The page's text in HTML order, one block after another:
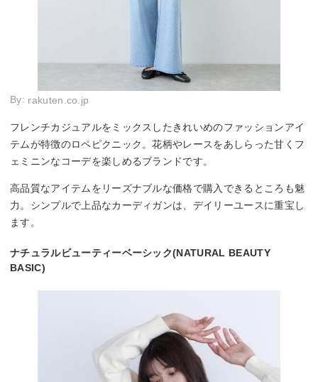
By: rakuten.co.jp
フレンチカジュアルをミックスしたきれいめのファッションアイ
テムが特徴のロペピクニック。花柄やレースをあしらった甘くフ
ェミニンなコーデを楽しめるブランドです。
高品質なアイテムをリーズナブルな価格で購入できるところも魅
力。シンプルで上品なカーディガンは、デイリーユースに重宝し
ます。
ナチュラルビューティーベーシック(NATURAL BEAUTY
BASIC)